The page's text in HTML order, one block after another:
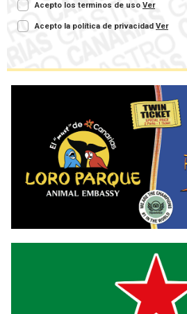
Acepto los terminos de uso Ver
Acepto la política de privacidad Ver